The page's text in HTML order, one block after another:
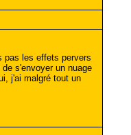
pas les effets pervers
s'envoyer un nuage
j'ai malgré tout un